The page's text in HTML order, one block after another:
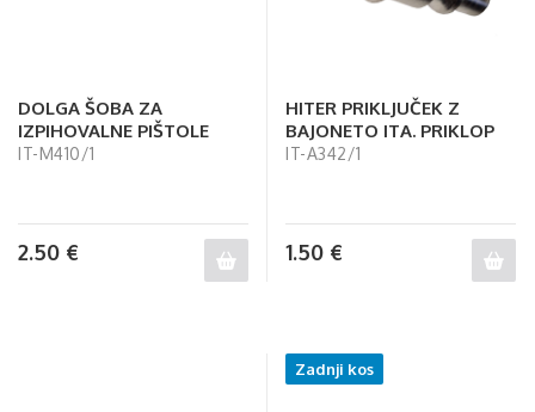
DOLGA ŠOBA ZA
IZPIHOVALNE PIŠTOLE
IT-M410/1
2.50 €
HITER PRIKLJUČEK Z
BAJONETO ITA. PRIKLOP
IT-A342/1
1.50 €
Zadnji kos